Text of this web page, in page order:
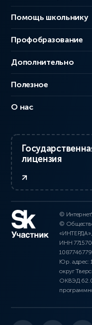
Помощь школьнику
Профобразование
Дополнительно
Полезное
О нас
лицензия
©
© Общество
ИНН
Юр. адрес:
округ
ОКВЭД